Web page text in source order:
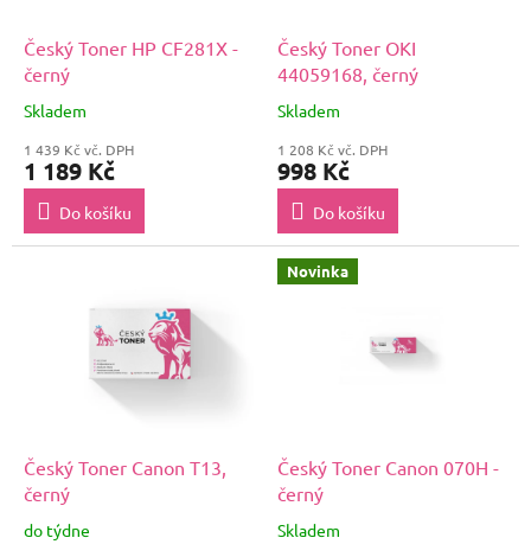
Český Toner HP CF281X -
černý
Skladem
1 439 Kč vč. DPH
1 189 Kč
Do košíku
Český Toner OKI
44059168, černý
Skladem
1 208 Kč vč. DPH
998 Kč
Do košíku
Český Toner Canon T13,
černý
do týdne
Novinka
Český Toner Canon 070H -
černý
Skladem